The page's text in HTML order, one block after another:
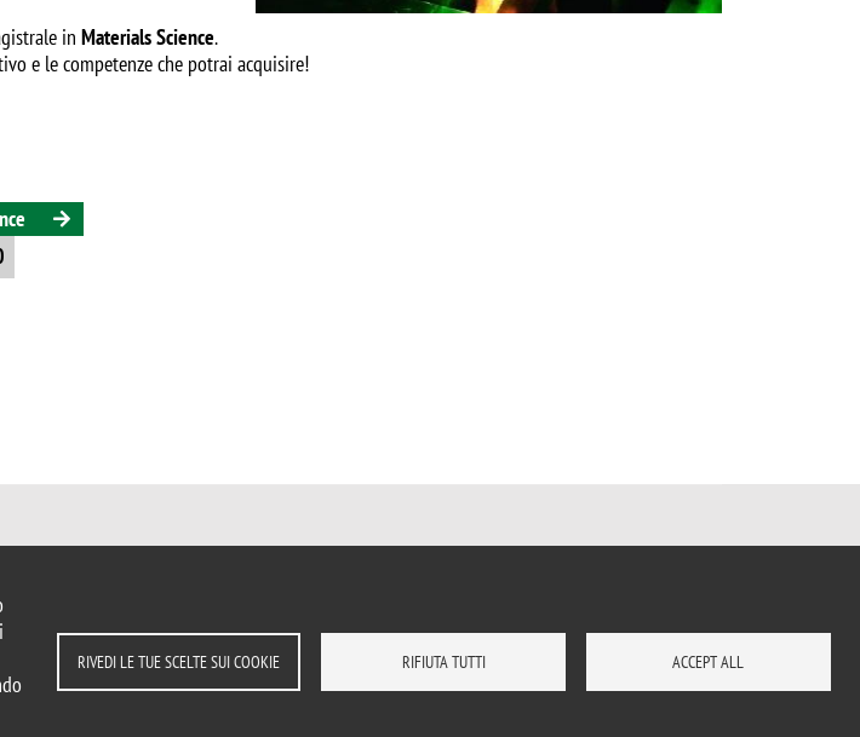
RIVEDI LE TUE SCELTE SUI COOKIE RIFIUTA TUTTI ACCEPT ALL
in Materials Science.
e le competenze che potrai acquisire!
DOVE SIAMO MAPPA DEL SITO CONTATTI